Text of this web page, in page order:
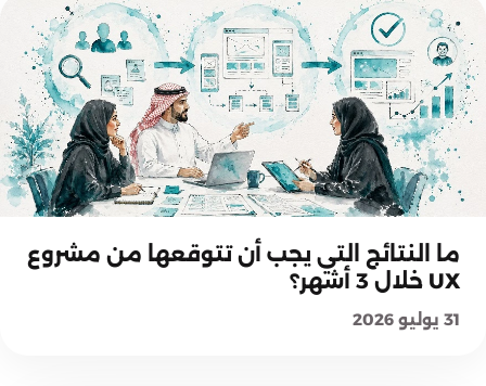
ما النتائج التي يجب أن تتوقعها من مشروع
UX خلال 3 أشهر؟
31 يوليو 2026